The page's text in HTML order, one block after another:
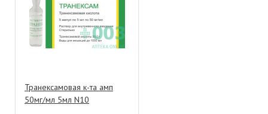
биомороженое
Транексамовая к-та амп
50мг/мл 5мл N10